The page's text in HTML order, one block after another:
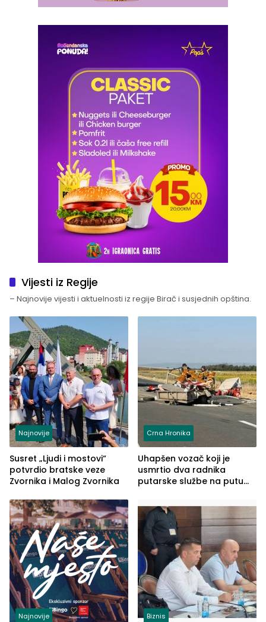
Vijesti iz Regije
– Najnovije vijesti i aktuelnosti iz regije Birač i susjednih opština.
Najnovije
Susret „Ljudi i mostovi“
potvrdio bratske veze
Zvornika i Malog Zvornika
Crna Hronika
Uhapšen vozač koji je
usmrtio dva radnika
putarske službe na putu
(FOTO)
Najnovije Biznis